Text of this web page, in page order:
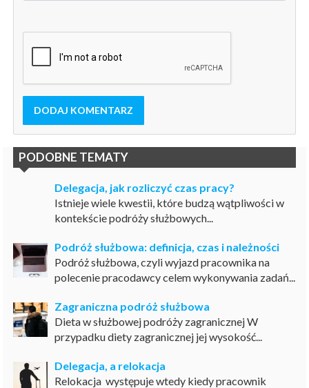
DODAJ KOMENTARZ
PODOBNE TEMATY
Delegacja, jak rozliczyć czas pracy?
Istnieje wiele kwestii, które budzą wątpliwości w
kontekście podróży służbowych...
Podróż służbowa: definicja, czas i należności
Podróż służbowa, czyli wyjazd pracownika na
polecenie pracodawcy celem wykonywania zadań...
Zagraniczna podróż służbowa
Dieta w służbowej podróży zagranicznej W
przypadku diety zagranicznej jej wysokość...
Delegacja, a relokacja
Relokacja występuje wtedy kiedy pracownik